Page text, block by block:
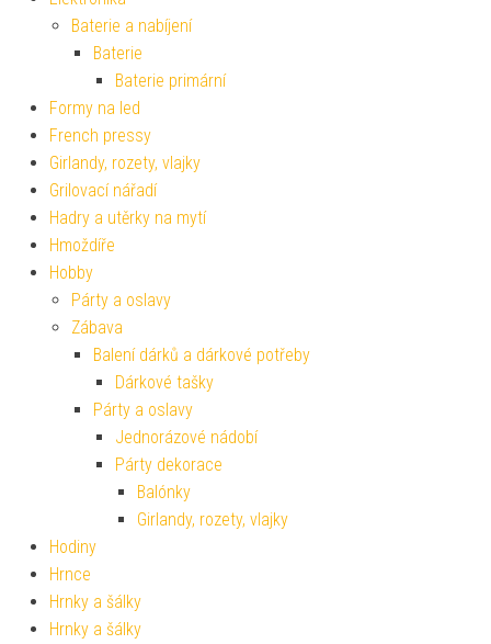
Baterie a nabíjení
Baterie
Baterie primární
Formy na led
French pressy
Girlandy, rozety, vlajky
Grilovací nářadí
Hadry a utěrky na mytí
Hmoždíře
Hobby
Párty a oslavy
Zábava
Balení dárků a dárkové potřeby
Dárkové tašky
Párty a oslavy
Jednorázové nádobí
Párty dekorace
Balónky
Girlandy, rozety, vlajky
Hodiny
Hrnce
Hrnky a šálky
Hrnky a šálky